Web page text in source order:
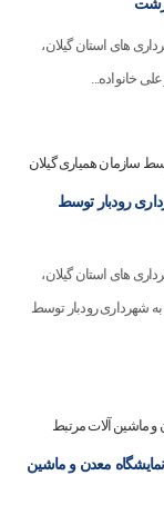
رشت
های استان گیلان،
رودبار توسط
های استان گیلان،
شهرداری رودبار توسط
نمایشگاه معدن و ماشین